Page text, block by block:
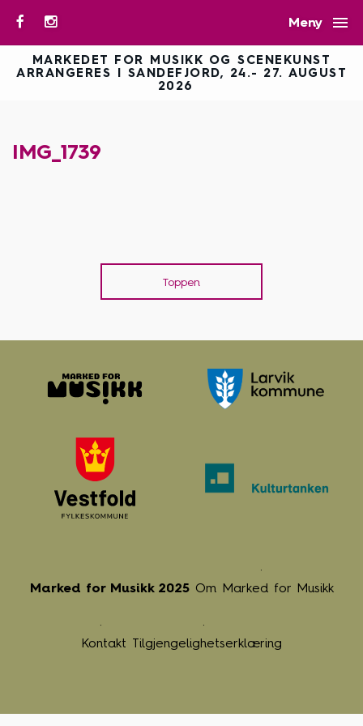
Meny 
MARKEDET FOR MUSIKK OG SCENEKUNST
ARRANGERES I SANDEFJORD, 24.- 27. AUGUST
2026
IMG_1739
Toppen
Marked for Musikk 2025 Om Marked for Musikk
Kontakt Tilgjengelighetserklæring